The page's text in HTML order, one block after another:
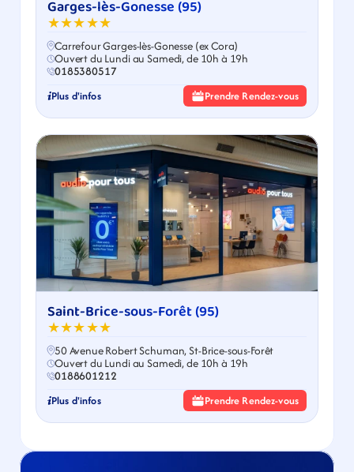
Garges-lès-Gonesse (95)
★★★★★
Carrefour Garges-lès-Gonesse (ex Cora)
Ouvert du Lundi au Samedi, de 10h à 19h
0185380517
Plus d'infos Prendre Rendez-vous
Saint-Brice-sous-Forêt (95)
★★★★★
50 Avenue Robert Schuman, St-Brice-sous-Forêt
Ouvert du Lundi au Samedi, de 10h à 19h
0188601212
Plus d'infos Prendre Rendez-vous